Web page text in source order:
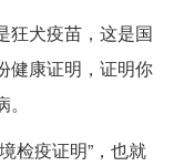
狂犬疫苗，这是国
健康证明，证明你
检疫证明”，也就